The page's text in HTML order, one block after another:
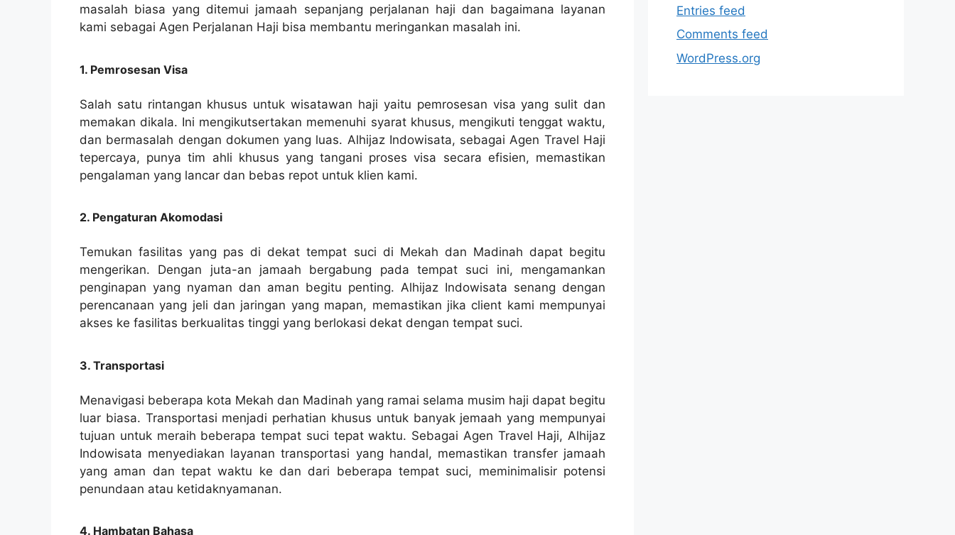
masalah biasa yang ditemui jamaah sepanjang perjalanan haji dan bagaimana layanan
kami sebagai Agen Perjalanan Haji bisa membantu meringankan masalah ini.
1. Pemrosesan Visa
Salah satu rintangan khusus untuk wisatawan haji yaitu pemrosesan visa yang sulit dan
memakan dikala. Ini mengikutsertakan memenuhi syarat khusus, mengikuti tenggat waktu,
dan bermasalah dengan dokumen yang luas. Alhijaz Indowisata, sebagai Agen Travel Haji
tepercaya, punya tim ahli khusus yang tangani proses visa secara efisien, memastikan
pengalaman yang lancar dan bebas repot untuk klien kami.
2. Pengaturan Akomodasi
Temukan fasilitas yang pas di dekat tempat suci di Mekah dan Madinah dapat begitu
mengerikan. Dengan juta-an jamaah bergabung pada tempat suci ini, mengamankan
penginapan yang nyaman dan aman begitu penting. Alhijaz Indowisata senang dengan
perencanaan yang jeli dan jaringan yang mapan, memastikan jika client kami mempunyai
akses ke fasilitas berkualitas tinggi yang berlokasi dekat dengan tempat suci.
3. Transportasi
Menavigasi beberapa kota Mekah dan Madinah yang ramai selama musim haji dapat begitu
luar biasa. Transportasi menjadi perhatian khusus untuk banyak jemaah yang mempunyai
tujuan untuk meraih beberapa tempat suci tepat waktu. Sebagai Agen Travel Haji, Alhijaz
Indowisata menyediakan layanan transportasi yang handal, memastikan transfer jamaah
yang aman dan tepat waktu ke dan dari beberapa tempat suci, meminimalisir potensi
penundaan atau ketidaknyamanan.
4. Hambatan Bahasa
Entries feed
Comments feed
WordPress.org